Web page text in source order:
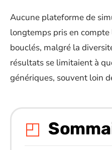
Aucune plateforme de
longtemps pris en
bouclés, malgré la
résultats se limitaient à
génériques, souvent loin